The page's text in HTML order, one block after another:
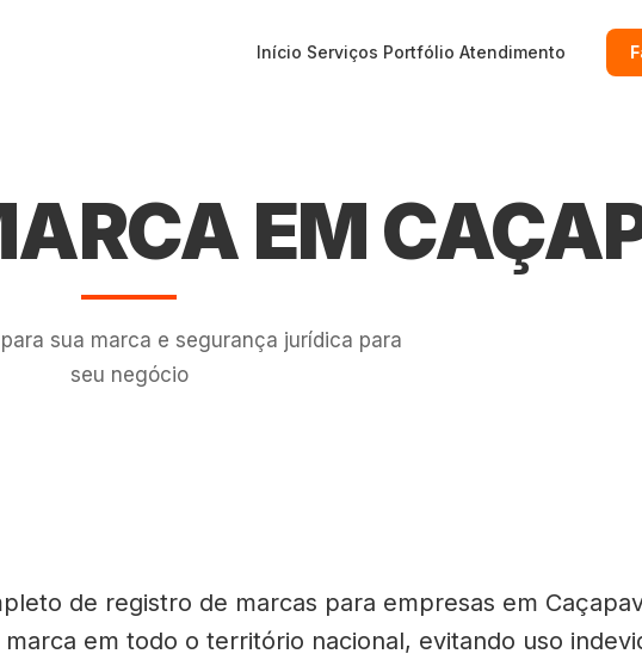
Início Serviços Portfólio Atendimento
EM
sua marca e segurança jurídica para
seu negócio
de registro de marcas para empresas em
em todo o território nacional, evitando uso